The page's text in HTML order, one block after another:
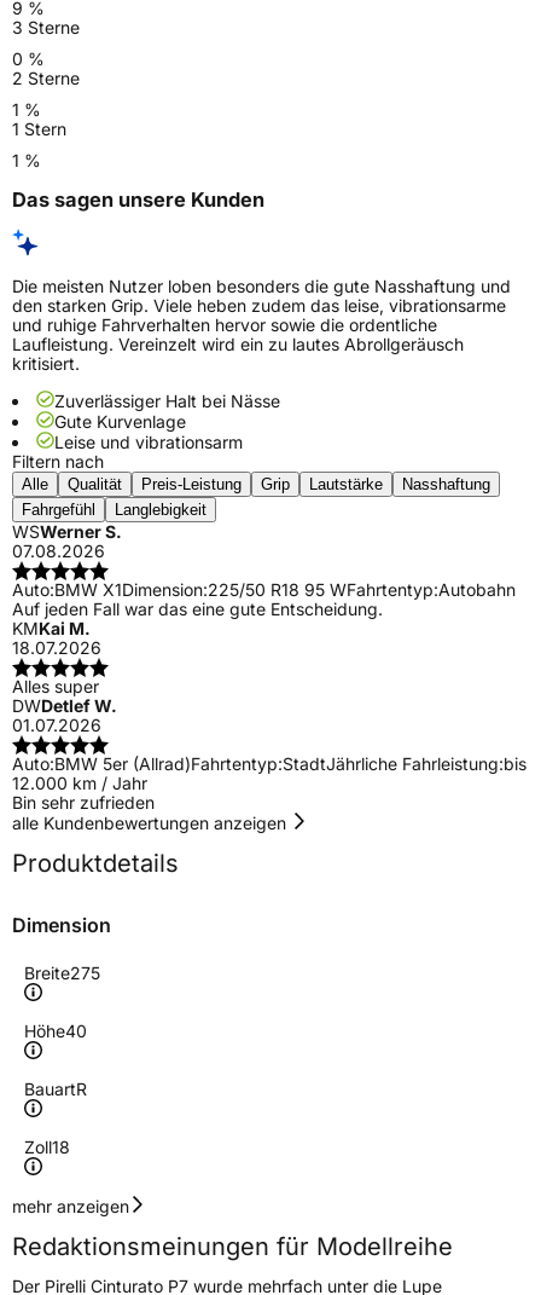
9 %
3 Sterne
0 %
2 Sterne
1 %
1 Stern
1 %
Das sagen unsere Kunden
Die meisten Nutzer loben besonders die gute Nasshaftung und
den starken Grip. Viele heben zudem das leise, vibrationsarme
und ruhige Fahrverhalten hervor sowie die ordentliche
Laufleistung. Vereinzelt wird ein zu lautes Abrollgeräusch
kritisiert.
Zuverlässiger Halt bei Nässe
Gute Kurvenlage
Leise und vibrationsarm
Filtern nach
Alle Qualität Preis-Leistung Grip Lautstärke
Nasshaftung
Fahrgefühl
Langlebigkeit
WSWerner S.
07.08.2026
Auto:BMW X1Dimension:225/50 R18 95 WFahrtentyp:Autobahn
Auf jeden Fall war das eine gute Entscheidung.
KMKai M.
18.07.2026
Alles super
DWDetlef W.
01.07.2026
Auto:BMW 5er (Allrad)Fahrtentyp:StadtJährliche Fahrleistung:bis
12.000 km / Jahr
Bin sehr zufrieden
alle Kundenbewertungen anzeigen
Produktdetails
Dimension
Breite275
Höhe40
BauartR
Zoll18
Geschwindigkeitsindex
Höchstgeschwindigkeit
300 km/h
mehr anzeigen
Redaktionsmeinungen für Modellreihe
Der Pirelli Cinturato P7 wurde mehrfach unter die Lupe